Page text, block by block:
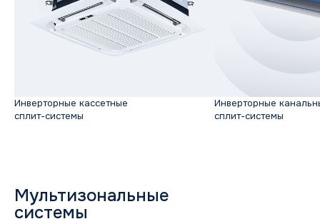
Инверторные кассетные
сплит-системы
Инверторные
сплит-системы
Мультизональные
системы